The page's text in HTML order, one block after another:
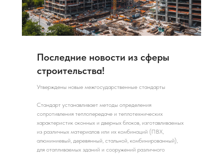
Последние новости из сферы
строительства!
Утверждены новые межгосударственные стандарты
Стандарт устанавливает методы определения
сопротивления теплопередаче и теплотехнических
характеристик оконных и дверных блоков, изготавливаемых
из различных материалов или их комбинаций (ПВХ,
алюминиевый, деревянный, стальной, комбинированный),
для отапливаемых зданий и сооружений различного